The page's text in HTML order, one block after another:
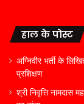
हाल के पोस्ट
अग्निवीर भर्ती के
प्रशिक्षण
श्री निवृत्ति नामदास